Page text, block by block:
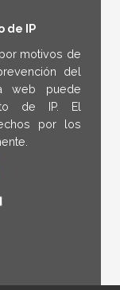
de IP
motivos de
del
web puede
de IP. El
por los